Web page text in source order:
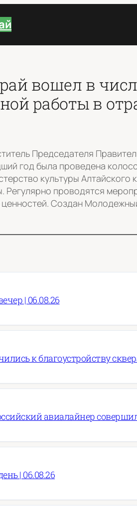
вошел в
работы в
Председателя
год была проведена
культуры
Регулярно проводятся
Создан
| 06.08.26
к благоустройству
авиалайнер
| 06.08.26